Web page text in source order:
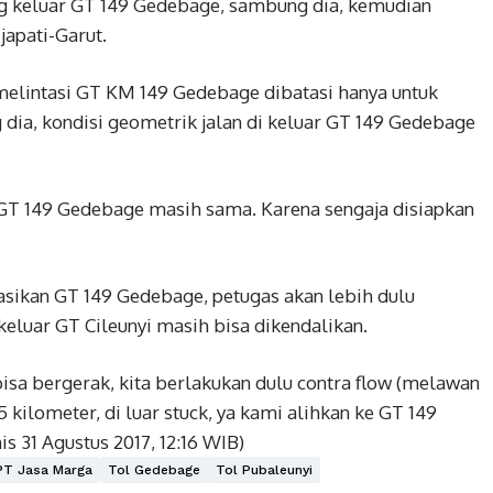
keluar GT 149 Gedebage, sambung dia, kemudian
Garut.
GT KM 149 Gedebage dibatasi hanya untuk
kondisi geometrik jalan di keluar GT 149 Gedebage
149 Gedebage masih sama. Karena sengaja disiapkan
GT 149 Gedebage, petugas akan lebih dulu
GT Cileunyi masih bisa dikendalikan.
bergerak, kita berlakukan dulu contra flow (melawan
kilometer, di luar stuck, ya kami alihkan ke GT 149
Agustus 2017, 12:16 WIB)
Jasa Marga Tol Gedebage Tol Pubaleunyi